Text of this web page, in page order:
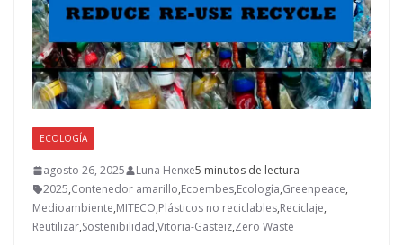
ECOLOGÍA
agosto 26, 2025 Luna Henxe5 minutos de lectura
2025,Contenedor amarillo,Ecoembes,Ecología,Greenpeace,
Medioambiente,MITECO,Plásticos no reciclables,Reciclaje,
Reutilizar,Sostenibilidad,Vitoria-Gasteiz,Zero Waste